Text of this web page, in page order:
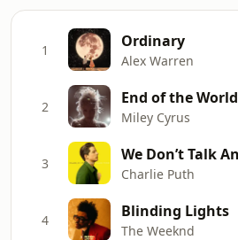
1 Ordinary
Alex Warren
2 End of the World
Miley Cyrus
3
Charlie Puth
4 Blinding Lights
The Weeknd